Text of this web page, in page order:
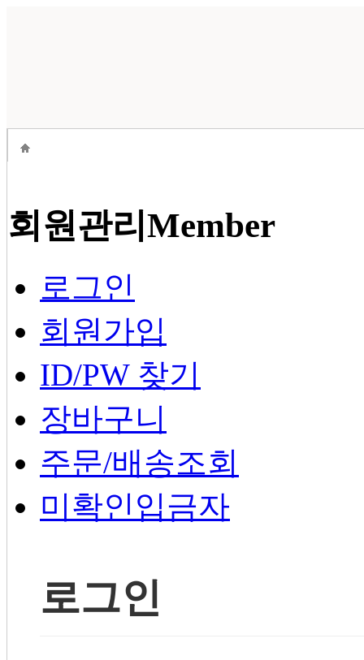
회원관리Member
로그인
회원가입
ID/PW 찾기
장바구니
주문/배송조회
미확인입금자
로그인